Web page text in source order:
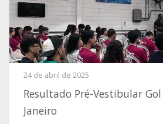
24 de abril de 2025
Resultado Pré-Vestibular
Janeiro